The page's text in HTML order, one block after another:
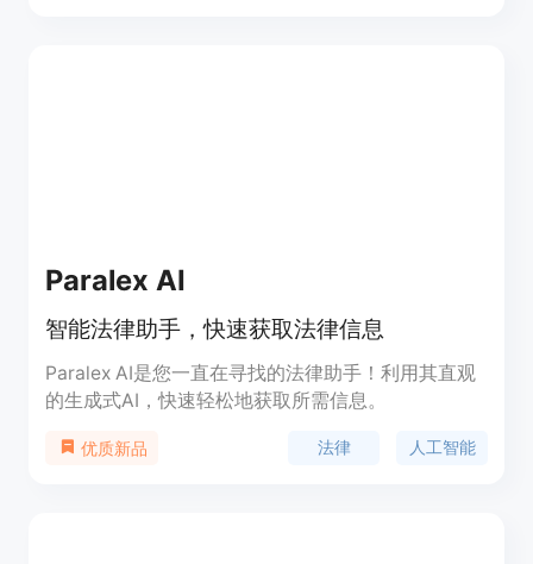
Paralex AI
智能法律助手，快速获取法律信息
Paralex AI是您一直在寻找的法律助手！利用其直观
的生成式AI，快速轻松地获取所需信息。
优质新品 法律 人工智能